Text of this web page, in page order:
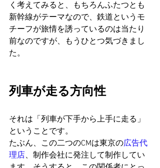
く考えてみると、もちろんふたつとも
新幹線がテーマなので、鉄道というモ
チーフが旅情を誘っているのは当たり
前なのですが、もうひとつ気づきまし
た。
列車が走る方向性
それは「列車が下手から上手に走る」
ということです。
たぶん、この二つのCMは東京の広告代
理店、制作会社に発注して制作してい